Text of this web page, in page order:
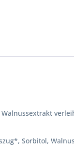
Sorbitol,